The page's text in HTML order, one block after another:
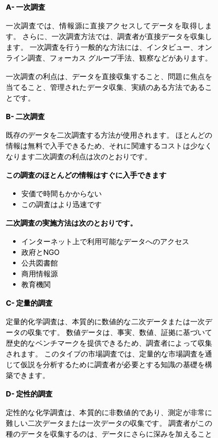
A- 一次調査
一次調査では、情報源に直接アクセスしてデータを取得しま
す。 さらに、一次調査方法では、調査者が直接データを収集し
ます。 一次調査を行う一般的な方法には、インタビュー、オン
ライン調査、フォーカス グループ手法、観察などがあります。
一次調査の利点は、データを直接収集すること、問題に焦点を
当てること、管理されたデータ収集、実績のある方法であるこ
とです。
B- 二次調査
既存のデータを二次調査する方法が使用されます。 ほとんどの
情報は無料で入手できるため、それに関連するコストは少なく
なります二次調査の利点は次のとおりです。
この調査のほとんどの情報はすぐに入手できます
安価で時間もかからない
この調査はより迅速です
二次調査の実施方法は次のとおりです。
インターネット上で利用可能なデータへのアクセス
政府とNGO
公共図書館
商用情報源
教育機関
C- 定量的調査
定量的化学調査は、本質的に数値的な二次データまたは一次デ
ータの収集です。 数値データは、事実、数値、証拠に基づいて
歴史的なベンチマークを提供できるため、調査者によって収集
されます。 このタイプの市場調査では、定量的な市場調査を通
じて仮説を分析するために調査者が必要とする知識の基礎を構
築できます。
D- 定性的調査
定性的な化学調査は、本質的に非数値的であり、測定が非常に
難しい二次データまたは一次データの収集です。 調査者がこの
種のデータを収集するのは、データにさらに深みを加えること